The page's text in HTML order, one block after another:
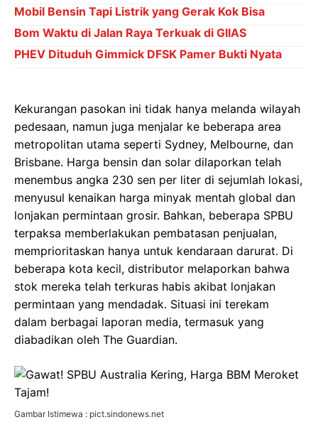
Mobil Bensin Tapi Listrik yang Gerak Kok Bisa
Bom Waktu di Jalan Raya Terkuak di GIIAS
PHEV Dituduh Gimmick DFSK Pamer Bukti Nyata
Kekurangan pasokan ini tidak hanya melanda wilayah
pedesaan, namun juga menjalar ke beberapa area
metropolitan utama seperti Sydney, Melbourne, dan
Brisbane. Harga bensin dan solar dilaporkan telah
menembus angka 230 sen per liter di sejumlah lokasi,
menyusul kenaikan harga minyak mentah global dan
lonjakan permintaan grosir. Bahkan, beberapa SPBU
terpaksa memberlakukan pembatasan penjualan,
memprioritaskan hanya untuk kendaraan darurat. Di
beberapa kota kecil, distributor melaporkan bahwa
stok mereka telah terkuras habis akibat lonjakan
permintaan yang mendadak. Situasi ini terekam
dalam berbagai laporan media, termasuk yang
diabadikan oleh The Guardian.
Gambar Istimewa : pict.sindonews.net